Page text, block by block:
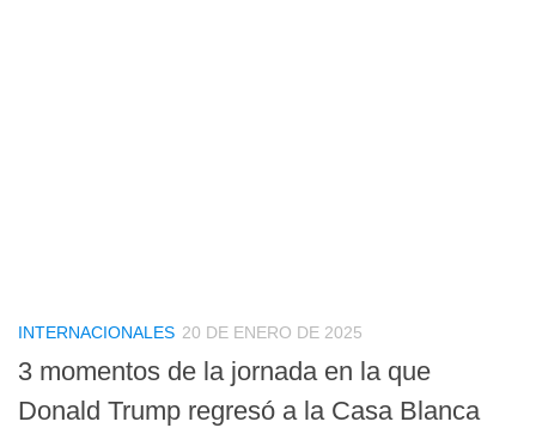
INTERNACIONALES 20 DE ENERO DE 2025
3 momentos de la jornada en la que
Donald Trump regresó a la Casa Blanca